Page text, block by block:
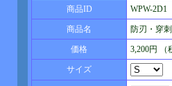
商品ID WPW-2D1
商品名 防刃・穿
価格 3,200円 （
サイズ